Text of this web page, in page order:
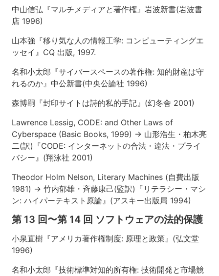
中山信弘『マルチメディアと著作権』岩波新書(岩波書
店 1996)
山本強『移り気な人の情報工学: コンピューティングエ
ッセイ』CQ 出版, 1997.
名和小太郎『サイバースペースの著作権: 知的財産は守
れるのか』中公新書(中央公論社 1996)
森博嗣『封印サイトは詩的私的手記』(幻冬舎 2001)
Lawrence Lessig, CODE: and Other Laws of
Cyberspace (Basic Books, 1999) → 山形浩生・柏木亮
二(訳)『CODE: インターネットの合法・違法・プライ
バシー』(翔泳社 2001)
Theodor Holm Nelson, Literary Machines (自費出版
1981) → 竹内郁雄・斉藤康己(監訳)『リテラシー・マシ
ン: ハイパーテキスト原論』(アスキー出版局 1994)
第 13 回〜第 14 回 ソフトウェアの法的保護
小泉直樹『アメリカ著作権制度: 原理と政策』(弘文堂
1996)
名和小太郎『技術標準対知的所有権: 技術開発と市場競